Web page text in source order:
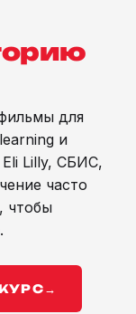
для
и
Lilly, СБИС,
часто
чтобы
→